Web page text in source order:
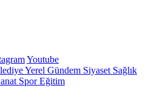
Youtube
Yerel Gündem Siyaset Sağlık
SporEğitim